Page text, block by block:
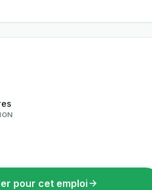
pour cet emploi